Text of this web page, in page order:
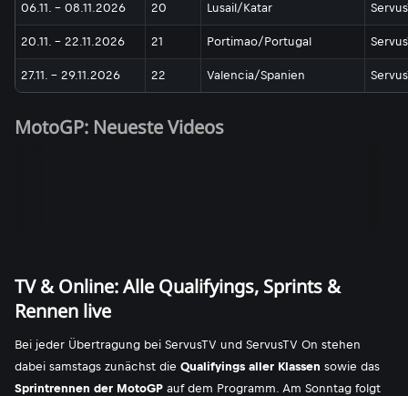
06.11. - 08.11.2026 20 Lusail/Katar
20.11. - 22.11.2026 21 Portimao/Portugal
27.11. - 29.11.2026 22 Valencia/Spanien
MotoGP: Neueste Videos
TV & Online: Alle Qualifyings, Sprints &
Rennen live
Bei jeder Übertragung bei ServusTV und ServusTV On stehen
dabei samstags zunächst die Qualifyings aller Klassen sowie das
Sprintrennen der MotoGP auf dem Programm. Am Sonntag folgt